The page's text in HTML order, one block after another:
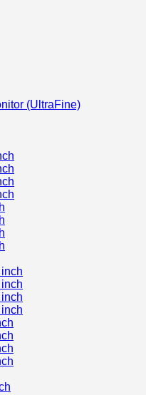
(UltraFine)